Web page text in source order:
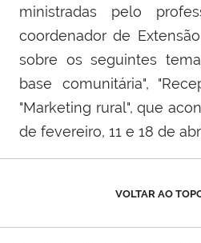
ministradas pelo
coordenador de
sobre os seguintes
base comunitária",
"Marketing rural", que
de fevereiro, 11 e 18 de
VOLTAR AO